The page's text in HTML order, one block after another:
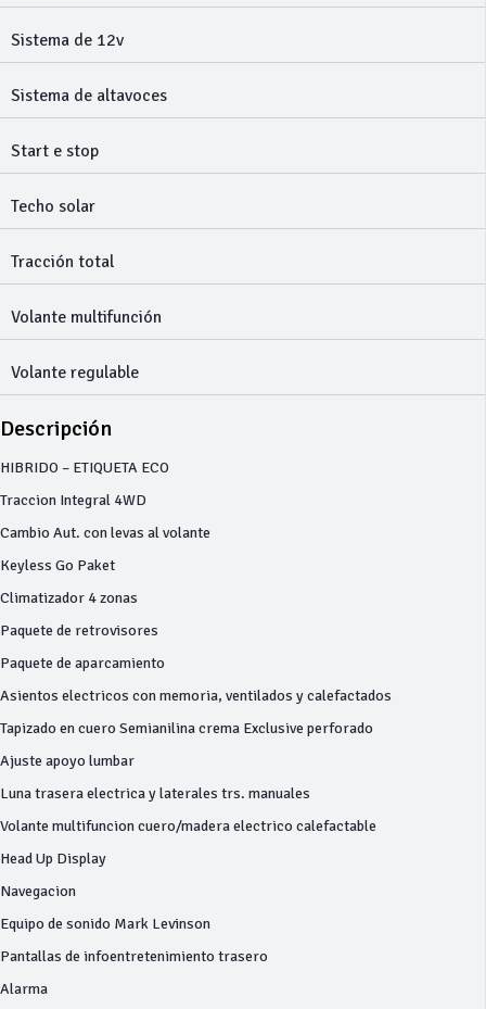
Sistema de 12v
Sistema de altavoces
Start e stop
Techo solar
Tracción total
Volante multifunción
Volante regulable
Descripción
HIBRIDO – ETIQUETA ECO
Traccion Integral 4WD
Cambio Aut. con levas al volante
Keyless Go Paket
Climatizador 4 zonas
Paquete de retrovisores
Paquete de aparcamiento
Asientos electricos con memoria, ventilados y calefactados
Tapizado en cuero Semianilina crema Exclusive perforado
Ajuste apoyo lumbar
Luna trasera electrica y laterales trs. manuales
Volante multifuncion cuero/madera electrico calefactable
Head Up Display
Navegacion
Equipo de sonido Mark Levinson
Pantallas de infoentretenimiento trasero
Alarma